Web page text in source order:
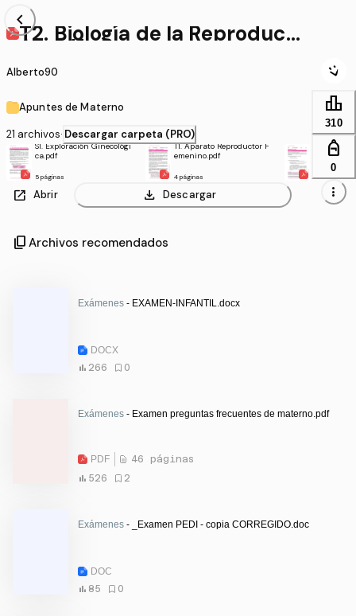
chevron_left
T2. Biología de la Reproducci
ón.pdf
Alberto90
Apuntes de Materno
21 archivos· Descargar carpeta (PRO)
S1. Exploración Ginecológi
ca.pdf
5 páginas
T1. Aparato Reproductor F
emenino.pdf
4 páginas
T2.
cción.pdf
4 páginas
open_in_new Abrir download Descargar
leaderboard
310
personal_bag
0
more_vert
content_copy Archivos recomendados
Exámenes - EXAMEN-INFANTIL.docx
DOCX
266
0
Exámenes - Examen preguntas frecuentes de materno.pdf
PDF
46 páginas
526
2
Exámenes - _Examen PEDI - copia CORREGIDO.doc
DOC
85
0